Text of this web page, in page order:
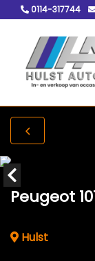
0114-317744
Peugeot
Hulst